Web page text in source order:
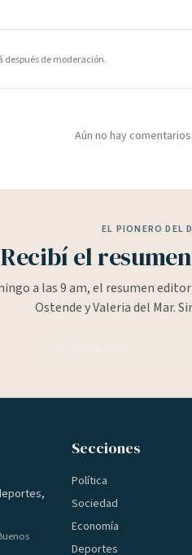
de moderación.
Aún no hay
EL PIONERO DEL
Recibí el
a las 9 am, el resumen
Ostende y Valeria del Mar.
Secciones
Política
Sociedad
Economía
Deportes